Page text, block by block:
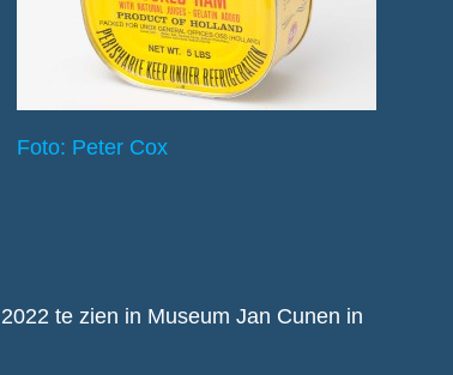
Foto: Peter Cox
te zien in Museum Jan Cunen in